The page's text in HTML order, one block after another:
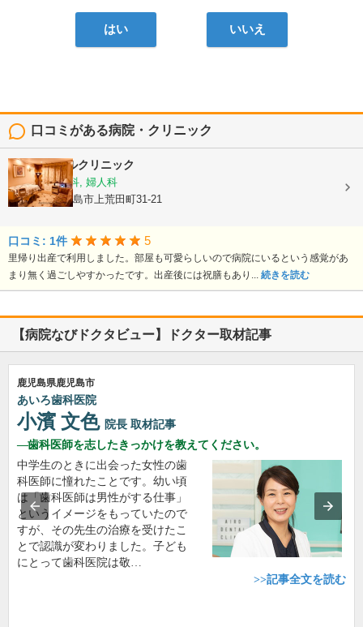
はい いいえ
口コミがある病院・クリニック
平野エンゼルクリニック
産婦人科, 産科, 婦人科
鹿児島県鹿児島市上荒田町31-21
口コミ: 1件 5
里帰り出産で利用しました。部屋も可愛らしいので病院にいるという感覚があ
まり無く過ごしやすかったです。出産後には祝膳もあり... 続きを読む
【病院なびドクタビュー】ドクター取材記事
鹿児島県鹿児島市
あいろ歯科医院
小濱 文色 院長 取材記事
歯科医師を志したきっかけを教えてください。
中学生のときに出会った女性の歯
科医師に憧れたことです。幼い頃
は「歯科医師は男性がする仕事」
というイメージをもっていたので
すが、その先生の治療を受けたこ
とで認識が変わりました。子ども
にとって歯科医院は敬…
>>記事全文を読む